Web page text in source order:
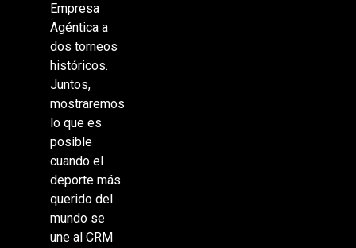
Empresa
Agéntica a
dos torneos
históricos.
Juntos,
mostraremos
lo que es
posible
cuando el
deporte más
querido del
mundo se
une al CRM